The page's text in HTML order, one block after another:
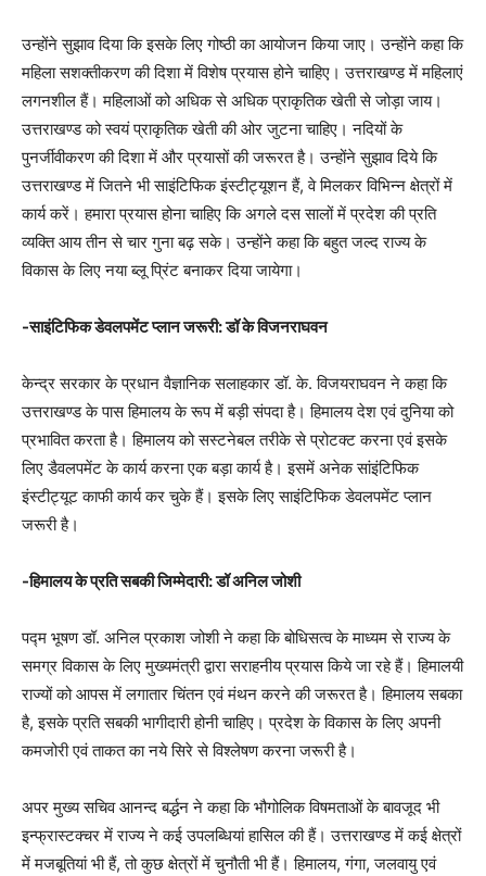
उन्होंने सुझाव दिया कि इसके लिए गोष्ठी का आयोजन किया जाए। उन्होंने कहा कि
महिला सशक्तीकरण की दिशा में विशेष प्रयास होने चाहिए। उत्तराखण्ड में महिलाएं
लगनशील हैं। महिलाओं को अधिक से अधिक प्राकृतिक खेती से जोड़ा जाय।
उत्तराखण्ड को स्वयं प्राकृतिक खेती की ओर जुटना चाहिए। नदियों के
पुनर्जीवीकरण की दिशा में और प्रयासों की जरूरत है। उन्होंने सुझाव दिये कि
उत्तराखण्ड में जितने भी साइंटिफिक इंस्टीट्यूशन हैं, वे मिलकर विभिन्न क्षेत्रों में
कार्य करें। हमारा प्रयास होना चाहिए कि अगले दस सालों में प्रदेश की प्रति
व्यक्ति आय तीन से चार गुना बढ़ सके। उन्होंने कहा कि बहुत जल्द राज्य के
विकास के लिए नया ब्लू प्रिंट बनाकर दिया जायेगा।
-साइंटिफिक डेवलपमेंट प्लान जरूरी: डॉ के विजनराघवन
केन्द्र सरकार के प्रधान वैज्ञानिक सलाहकार डॉ. के. विजयराघवन ने कहा कि
उत्तराखण्ड के पास हिमालय के रूप में बड़ी संपदा है। हिमालय देश एवं दुनिया को
प्रभावित करता है। हिमालय को सस्टनेबल तरीके से प्रोटक्ट करना एवं इसके
लिए डैवलपमेंट के कार्य करना एक बड़ा कार्य है। इसमें अनेक सांइंटिफिक
इंस्टीट्यूट काफी कार्य कर चुके हैं। इसके लिए साइंटिफिक डेवलपमेंट प्लान
जरूरी है।
-हिमालय के प्रति सबकी जिम्मेदारी: डॉ अनिल जोशी
पद्म भूषण डॉ. अनिल प्रकाश जोशी ने कहा कि बोधिसत्व के माध्यम से राज्य के
समग्र विकास के लिए मुख्यमंत्री द्वारा सराहनीय प्रयास किये जा रहे हैं। हिमालयी
राज्यों को आपस में लगातार चिंतन एवं मंथन करने की जरूरत है। हिमालय सबका
है, इसके प्रति सबकी भागीदारी होनी चाहिए। प्रदेश के विकास के लिए अपनी
कमजोरी एवं ताकत का नये सिरे से विश्लेषण करना जरूरी है।
अपर मुख्य सचिव आनन्द बर्द्धन ने कहा कि भौगोलिक विषमताओं के बावजूद भी
इन्फ्रास्टक्चर में राज्य ने कई उपलब्धियां हासिल की हैं। उत्तराखण्ड में कई क्षेत्रों
में मजबूतियां भी हैं, तो कुछ क्षेत्रों में चुनौती भी हैं। हिमालय, गंगा, जलवायु एवं